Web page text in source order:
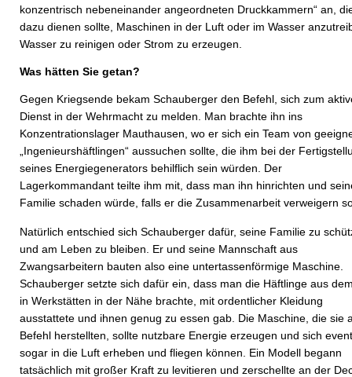
konzentrisch nebeneinander angeordneten Druckkammern“ an,
dazu dienen sollte, Maschinen in der Luft oder im Wasser
Wasser zu reinigen oder Strom zu erzeugen.
Was hätten Sie getan?
Gegen Kriegsende bekam Schauberger den Befehl, sich zum
Dienst in der Wehrmacht zu melden. Man brachte ihn ins
Konzentrationslager Mauthausen, wo er sich ein Team von
„Ingenieurshäftlingen“ aussuchen sollte, die ihm bei der
seines Energiegenerators behilflich sein würden. Der
Lagerkommandant teilte ihm mit, dass man ihn hinrichten und
Familie schaden würde, falls er die Zusammenarbeit verweigern
Natürlich entschied sich Schauberger dafür, seine Familie zu
und am Leben zu bleiben. Er und seine Mannschaft aus
Zwangsarbeitern bauten also eine untertassenförmige Maschine.
Schauberger setzte sich dafür ein, dass man die Häftlinge aus
in Werkstätten in der Nähe brachte, mit ordentlicher Kleidung
ausstattete und ihnen genug zu essen gab. Die Maschine, die sie
Befehl herstellten, sollte nutzbare Energie erzeugen und sich
sogar in die Luft erheben und fliegen können. Ein Modell begann
tatsächlich mit großer Kraft zu levitieren und zerschellte an der